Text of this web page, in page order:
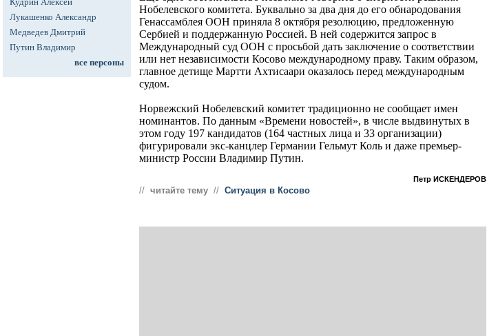
Лукашенко Александр
Медведев Дмитрий
Путин Владимир
все персоны
Нобелевского комитета. Буквально за два дня до его обнародования
Генассамблея ООН приняла 8 октября резолюцию, предложенную
Сербией и поддержанную Россией. В ней содержится запрос в
Международный суд ООН с просьбой дать заключение о соответствии
или нет независимости Косово международному праву. Таким образом,
главное детище Мартти Ахтисаари оказалось перед международным
судом.
Норвежский Нобелевский комитет традиционно не сообщает имен
номинантов. По данным «Времени новостей», в числе выдвинутых в
этом году 197 кандидатов (164 частных лица и 33 организации)
фигурировали экс-канцлер Германии Гельмут Коль и даже премьер-
министр России Владимир Путин.
Петр ИСКЕНДЕРОВ
// читайте тему // Ситуация в Косово